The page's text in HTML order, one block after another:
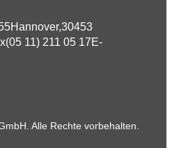
Hannover,30453
(05 11) 211 05 17E-
Alle Rechte vorbehalten.